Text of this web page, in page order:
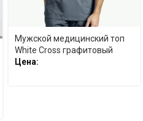
Мужской медицинский топ
White Cross графитовый
Цена: